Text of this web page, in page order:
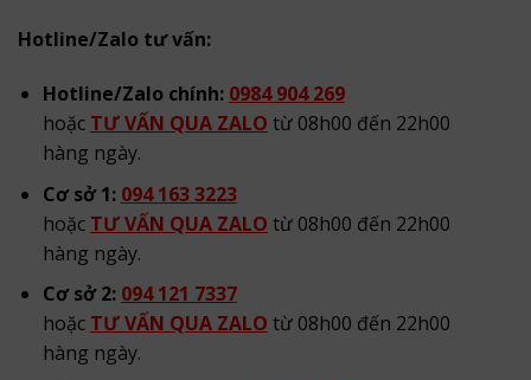
Hotline/Zalo tư vấn:
Hotline/Zalo chính: 0984 904 269
hoặc TƯ VẤN QUA ZALO từ 08h00 đến 22h00
hàng ngày.
Cơ sở 1: 094 163 3223
hoặc TƯ VẤN QUA ZALO từ 08h00 đến 22h00
hàng ngày.
Cơ sở 2: 094 121 7337
hoặc TƯ VẤN QUA ZALO từ 08h00 đến 22h00
hàng ngày.